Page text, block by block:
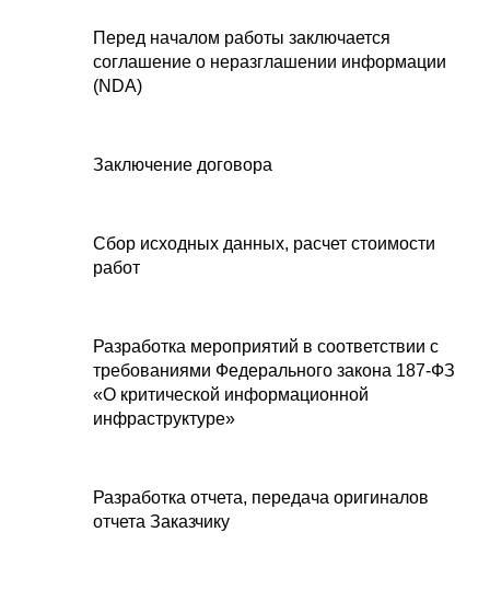
Перед началом работы заключается
соглашение о неразглашении информации
(NDA)
Заключение договора
Сбор исходных данных, расчет стоимости
работ
Разработка мероприятий в соответствии с
требованиями Федерального закона 187-ФЗ
«О критической информационной
инфраструктуре»
Разработка отчета, передача оригиналов
отчета Заказчику